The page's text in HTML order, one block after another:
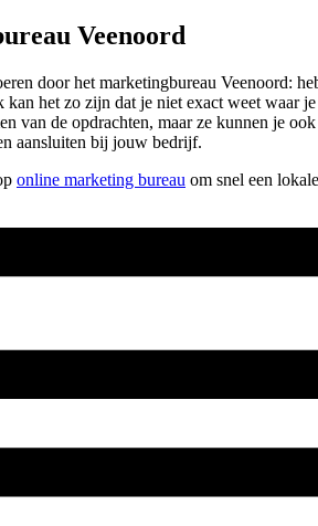
Veenoord
door het marketingbureau Veenoord:
het zo zijn dat je niet exact weet waar
van de opdrachten, maar ze kunnen je
aansluiten bij jouw bedrijf.
online marketing bureau om snel een